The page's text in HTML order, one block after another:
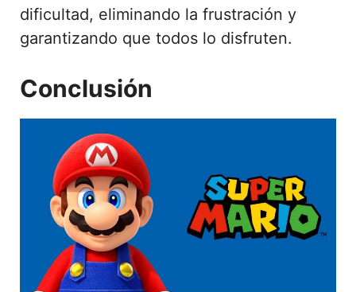
dificultad, eliminando la frustración y
garantizando que todos lo disfruten.
Conclusión